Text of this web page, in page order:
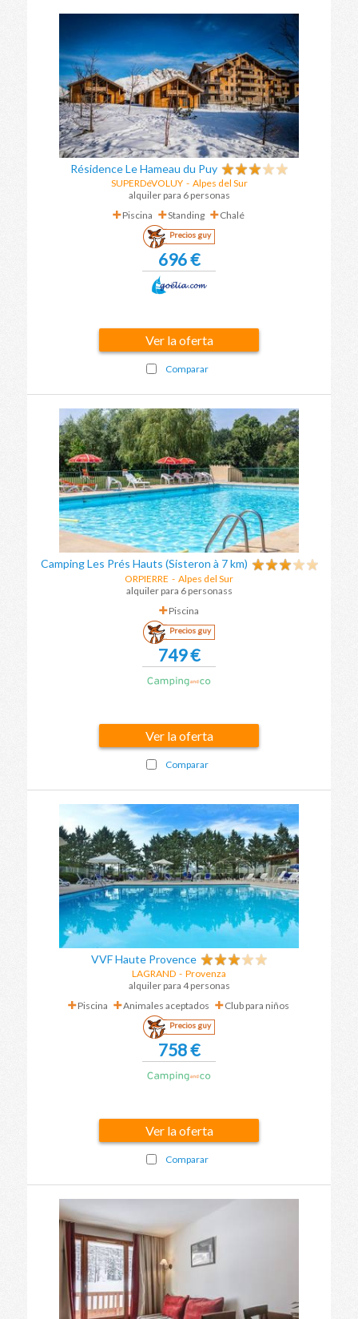
Résidence Le Hameau du Puy
SUPERDéVOLUY- Alpes del Sur
alquiler para 6 personas
Piscina
Standing Chalé
Precios guy
696 €
Ver la oferta
Comparar
Camping Les Prés Hauts (Sisteron à 7 km)
ORPIERRE - Alpes del Sur
alquiler para 6 personass
Piscina
Precios guy
749 €
Ver la oferta
Comparar
VVF Haute Provence
LAGRAND - Provenza
alquiler para 4 personas
Piscina
Animales aceptados Club para niños
Precios guy
758 €
Ver la oferta
Comparar